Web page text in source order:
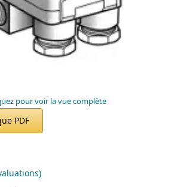
pour voir la vue complète
PDF